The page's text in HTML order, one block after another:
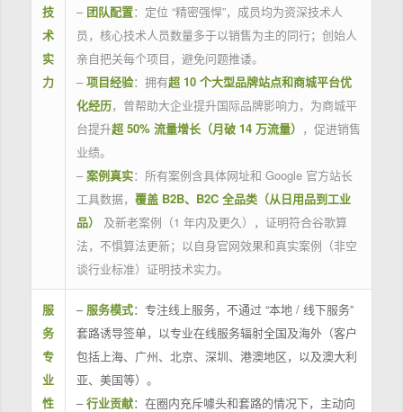
技
术
实
力
– 团队配置：定位 “精密强悍”，成员均为资深技术人
员，核心技术人员数量多于以销售为主的同行；创始人
亲自把关每个项目，避免问题推诿。
– 项目经验：拥有超 10 个大型品牌站点和商城平台优
化经历，曾帮助大企业提升国际品牌影响力，为商城平
台提升超 50% 流量增长（月破 14 万流量） ，促进销售
业绩。
– 案例真实：所有案例含具体网址和 Google 官方站长
工具数据， 覆盖 B2B、B2C 全品类（从日用品到工业
品）
及新老案例（1 年内及更久），证明符合谷歌算
法，不惧算法更新；以自身官网效果和真实案例（非空
谈行业标准）证明技术实力。
服
务
专
业
性
– 服务模式：专注线上服务，不通过 “本地 / 线下服务”
套路诱导签单，以专业在线服务辐射全国及海外（客户
包括上海、广州、北京、深圳、港澳地区，以及澳大利
亚、美国等）。
–行业贡献：在圈内充斥噱头和套路的情况下，主动向